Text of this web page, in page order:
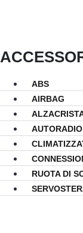
ABS
AIRBAG
AUTORADIO
RUOTA DI